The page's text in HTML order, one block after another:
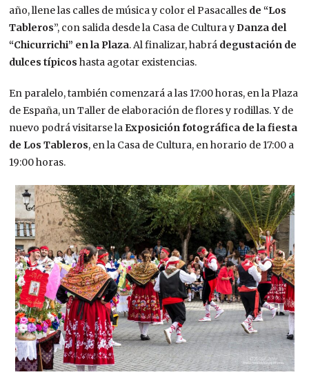
año, llene las calles de música y color el Pasacalles de “Los
Tableros”, con salida desde la Casa de Cultura y Danza del
“Chicurrichi” en la Plaza. Al finalizar, habrá degustación de
dulces típicos hasta agotar existencias.
En paralelo, también comenzará a las 17:00 horas, en la Plaza
de España, un Taller de elaboración de flores y rodillas. Y de
nuevo podrá visitarse la Exposición fotográfica de la fiesta
de Los Tableros, en la Casa de Cultura, en horario de 17:00 a
19:00 horas.